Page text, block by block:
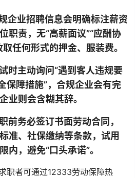
企业招聘信息会明确标注薪资
职责，无“高薪面议”“应酬协
任何形式的押金、服装费。
时主动询问“遇到客人违规要
保障措施”，合规企业会有完
业则会含糊其辞。
前务必签订书面劳动合同，
准、社保缴纳等条款，试用
内，避免“口头承诺”。
职者可通过12333劳动保障热